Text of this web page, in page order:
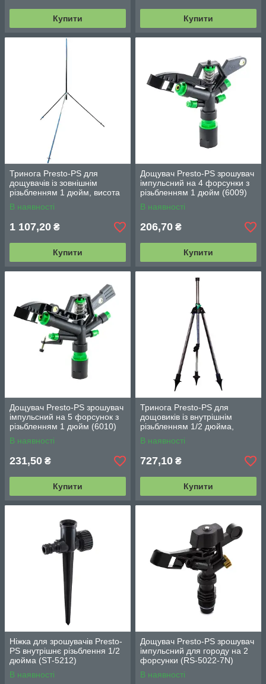
Купити Купити
Тринога Presto-PS для
дощувачів із зовнішнім
різьбленням 1 дюйм, висота
140-187 см (14025)
В наявності
1 107,20 ₴
Купити
Дощувач Presto-PS зрошувач
імпульсний на 4 форсунки з
різьбленням 1 дюйм (6009)
В наявності
206,70 ₴
Купити
Дощувач Presto-PS зрошувач
імпульсний на 5 форсунок з
різьбленням 1 дюйм (6010)
В наявності
231,50 ₴
Купити
Тринога Presto-PS для
дощовиків із внутрішнім
різьбленням 1/2 дюйма,
висота 50-86 см (2920А)
В наявності
727,10 ₴
Купити
Ніжка для зрошувачів Presto-
PS внутрішнє різьблення 1/2
дюйма (ST-5212)
В наявності
Дощувач Presto-PS зрошувач
імпульсний для городу на 2
форсунки (RS-5022-7N)
В наявності